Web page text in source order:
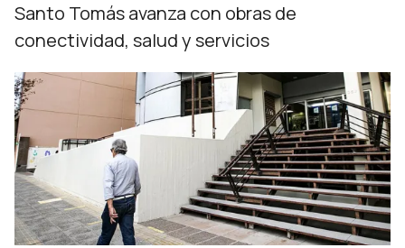
Santo Tomás avanza con obras de
conectividad, salud y servicios